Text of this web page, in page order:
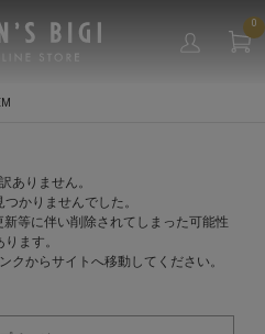
0
ありません。
かりませんでした。
等に伴い削除されてしまった可能性
ります。
クからサイトへ移動してください。